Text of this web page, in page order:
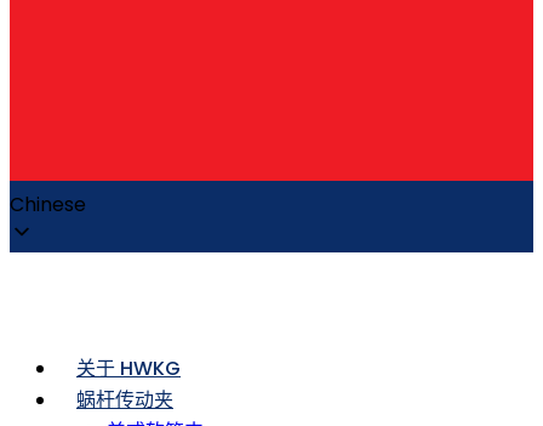
Chinese
关于 HWKG
蜗杆传动夹